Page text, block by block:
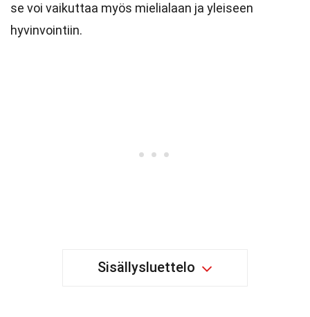
se voi vaikuttaa myös mielialaan ja yleiseen
hyvinvointiin.
Sisällysluettelo